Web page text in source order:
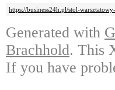
https://business24h.pl/stol-
Generated with
Brachhold. This
If you have